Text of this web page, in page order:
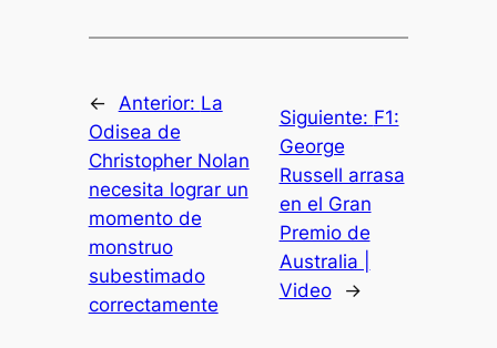
← Anterior: La
Odisea de
Christopher Nolan
necesita lograr un
momento de
monstruo
subestimado
correctamente
Siguiente: F1:
George
Russell arrasa
en el Gran
Premio de
Australia |
Video
→